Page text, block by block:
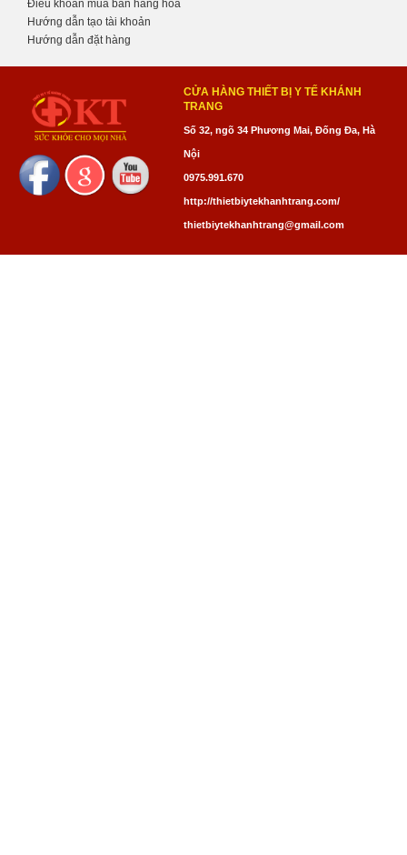
Điều khoản mua bán hàng hóa
Hướng dẫn tạo tài khoản
Hướng dẫn đặt hàng
CỬA HÀNG THIẾT BỊ Y TẾ KHÁNH
TRANG
Số 32, ngõ 34 Phương Mai, Đống Đa, Hà
Nội
0975.991.670
http://thietbiytekhanhtrang.com/
thietbiytekhanhtrang@gmail.com